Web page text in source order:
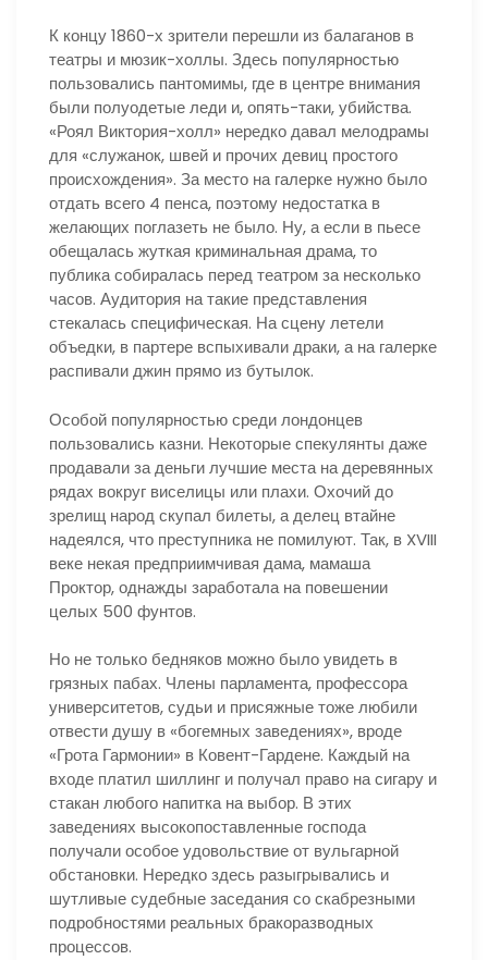
К концу 1860-х зрители перешли из балаганов в
театры и мюзик-холлы. Здесь популярностью
пользовались пантомимы, где в центре внимания
были полуодетые леди и, опять-таки, убийства.
«Роял Виктория-холл» нередко давал мелодрамы
для «служанок, швей и прочих девиц простого
происхождения». За место на галерке нужно было
отдать всего 4 пенса, поэтому недостатка в
желающих поглазеть не было. Ну, а если в пьесе
обещалась жуткая криминальная драма, то
публика собиралась перед театром за несколько
часов. Аудитория на такие представления
стекалась специфическая. На сцену летели
объедки, в партере вспыхивали драки, а на галерке
распивали джин прямо из бутылок.
Особой популярностью среди лондонцев
пользовались казни. Некоторые спекулянты даже
продавали за деньги лучшие места на деревянных
рядах вокруг виселицы или плахи. Охочий до
зрелищ народ скупал билеты, а делец втайне
надеялся, что преступника не помилуют. Так, в XVIII
веке некая предприимчивая дама, мамаша
Проктор, однажды заработала на повешении
целых 500 фунтов.
Но не только бедняков можно было увидеть в
грязных пабах. Члены парламента, профессора
университетов, судьи и присяжные тоже любили
отвести душу в «богемных заведениях», вроде
«Грота Гармонии» в Ковент-Гардене. Каждый на
входе платил шиллинг и получал право на сигару и
стакан любого напитка на выбор. В этих
заведениях высокопоставленные господа
получали особое удовольствие от вульгарной
обстановки. Нередко здесь разыгрывались и
шутливые судебные заседания со скабрезными
подробностями реальных бракоразводных
процессов.